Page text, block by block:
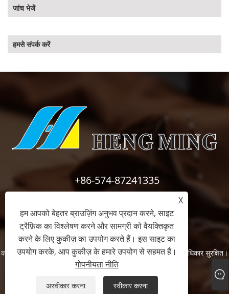
जांच भेजें
हमसे संपर्क करें
+86-574-87241335
inquiry@hengmingnb.com
कॉपीराइट © 2024 निंगबो हेंगमिंग इंडस्ट्रीयल एंड ट्रेडिंग कं, लिमिटेड सर्वाधिकार सुरक्षित।
Sitemap RSS
X
हम आपको बेहतर ब्राउज़िंग अनुभव प्रदान करने, साइट
ट्रैफ़िक का विश्लेषण करने और सामग्री को वैयक्तिकृत
करने के लिए कुकीज़ का उपयोग करते हैं। इस साइट का
उपयोग करके, आप कुकीज़ के हमारे उपयोग से सहमत हैं।
गोपनीयता नीति
अस्वीकार करना स्वीकार करना